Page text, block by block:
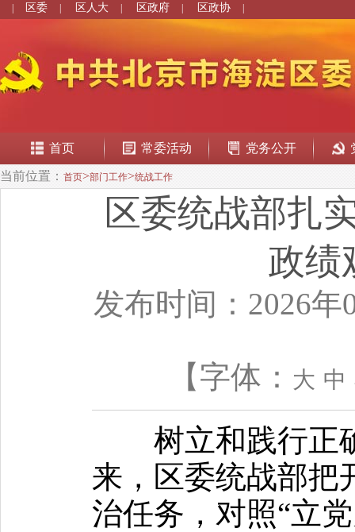
区委 区人大 区政府 区政协
首页 常委活动 党务公开
当前位置： 首页>部门工作>统战工作
区委统战部扎
政绩
发布时间：2026年
【字体： 大 中
树立和践行正
来，区委统战部把
治任务，对照“立